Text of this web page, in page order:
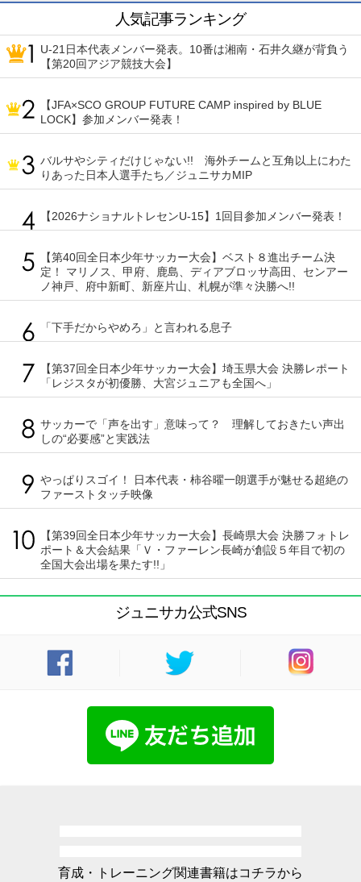
人気記事ランキング
U-21日本代表メンバー発表。10番は湘南・石井久継が背負う
【第20回アジア競技大会】
【JFA×SCO GROUP FUTURE CAMP inspired by BLUE
LOCK】参加メンバー発表！
バルサやシティだけじゃない!! 海外チームと互角以上にわた
りあった日本人選手たち／ジュニサカMIP
【2026ナショナルトレセンU-15】1回目参加メンバー発表！
【第40回全日本少年サッカー大会】ベスト８進出チーム決
定！ マリノス、甲府、鹿島、ディアブロッサ高田、センアー
ノ神戸、府中新町、新座片山、札幌が準々決勝へ!!
「下手だからやめろ」と言われる息子
【第37回全日本少年サッカー大会】埼玉県大会 決勝レポート
「レジスタが初優勝、大宮ジュニアも全国へ」
サッカーで「声を出す」意味って？ 理解しておきたい声出
しの“必要感”と実践法
やっぱりスゴイ！ 日本代表・柿谷曜一朗選手が魅せる超絶の
ファーストタッチ映像
【第39回全日本少年サッカー大会】長崎県大会 決勝フォトレ
ポート＆大会結果「Ｖ・ファーレン長崎が創設５年目で初の
全国大会出場を果たす!!」
ジュニサカ公式SNS
育成・トレーニング関連書籍はコチラから